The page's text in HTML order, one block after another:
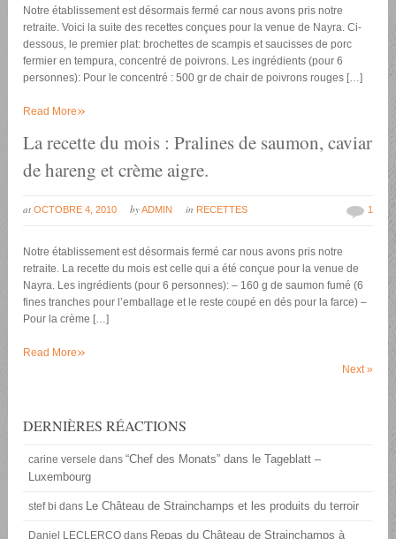
Notre établissement est désormais fermé car nous avons pris notre
retraite. Voici la suite des recettes conçues pour la venue de Nayra. Ci-
dessous, le premier plat: brochettes de scampis et saucisses de porc
fermier en tempura, concentré de poivrons. Les ingrédients (pour 6
personnes): Pour le concentré : 500 gr de chair de poivrons rouges […]
Read More»
La recette du mois : Pralines de saumon, caviar
de hareng et crème aigre.
at OCTOBRE 4, 2010 byADMIN in RECETTES 1
Notre établissement est désormais fermé car nous avons pris notre
retraite. La recette du mois est celle qui a été conçue pour la venue de
Nayra. Les ingrédients (pour 6 personnes): – 160 g de saumon fumé (6
fines tranches pour l’emballage et le reste coupé en dés pour la farce) –
Pour la crème […]
Read More»
Next»
DERNIÈRES RÉACTIONS
carine versele dans“Chef des Monats” dans le Tageblatt –
Luxembourg
stef bi dans Le Château de Strainchamps et les produits du terroir
Daniel LECLERCQ dans Repas du Château de Strainchamps à